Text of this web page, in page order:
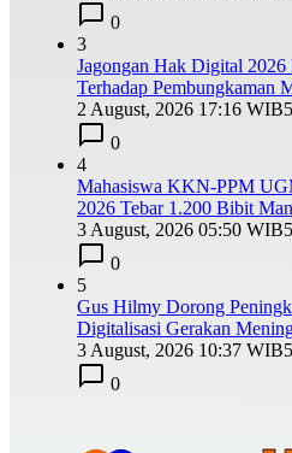
0
3
Jagongan Hak Digital 2026
Terhadap Pembungkaman
2 August, 2026 17:16 WIB
0
4
Mahasiswa KKN-PPM
2026 Tebar 1.200 Bibit
3 August, 2026 05:50 WIB
0
5
Gus Hilmy Dorong
Digitalisasi Gerakan
3 August, 2026 10:37 WIB
0